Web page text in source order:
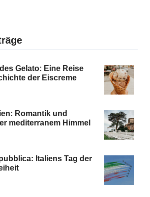
Gelato: Eine Reise
der Eiscreme
Romantik und
mediterranem Himmel
Italiens Tag der